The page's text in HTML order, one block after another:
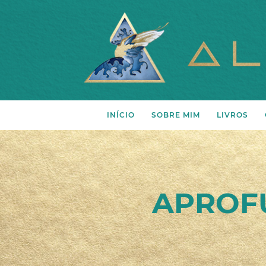
INÍCIO SOBRE MIM
Projeto
Autora
Processo pelo qual
Vídeos
LIVROS
Livros
Ebooks